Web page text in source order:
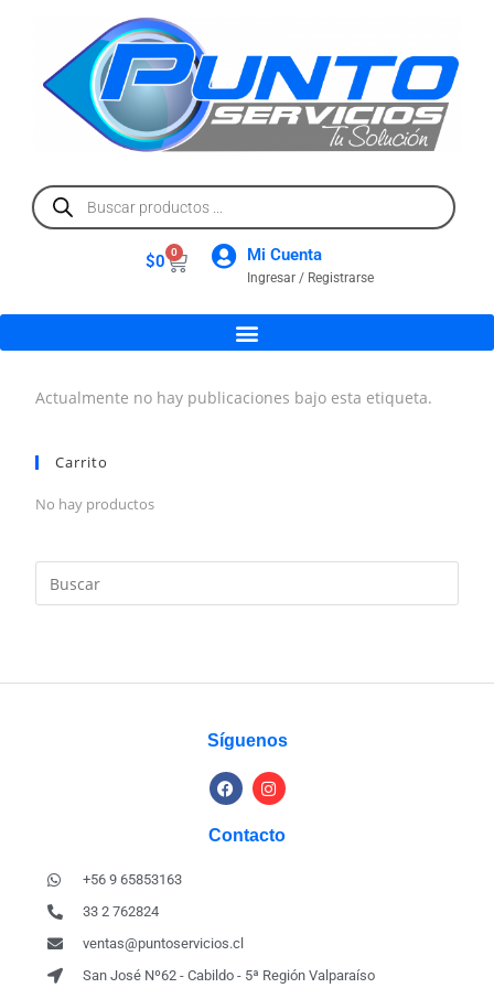
$0 0 Mi Cuenta
Ingresar / Registrarse
Actualmente no hay publicaciones bajo esta etiqueta.
Carrito
No hay productos
Síguenos
Contacto
+56 9 65853163
33 2 762824
ventas@puntoservicios.cl
San José Nº62 - Cabildo - 5ª Región Valparaíso